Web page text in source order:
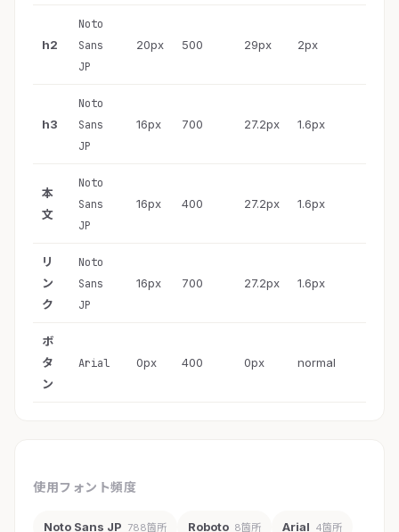
h2
Noto
Sans
JP
20px 500 29px 2px
h3
Noto
Sans
JP
16px 700 27.2px 1.6px
本
文
Noto
Sans
JP
16px 400 27.2px 1.6px
リ
ン
ク
Noto
Sans
JP
16px 700 27.2px 1.6px
ボ
タ
ン
Arial 0px 400 0px normal
使用フォント頻度
Noto Sans JP 788箇所 Roboto 8箇所 Arial 4箇所